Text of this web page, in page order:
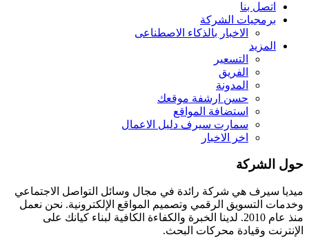
اتصل بنا
برمجيات الشركة
الاخبار بالذكاء الاصطناعى
المزيد
التسعير
الفريق
المدونة
حسن ارشفة موقعك
استضافة المواقع
سمارت سيرف دليل الاعمال
اخر الاخبار
حول الشركة
ميديا ​​سيرف هي شركة رائدة في مجال وسائل التواصل الاجتماعي
وخدمات التسويق الرقمي وتصميم المواقع الإلكترونية. نحن نعمل
منذ عام 2010. لدينا الخبرة والكفاءة الكافية لبناء كيانك على
الإنترنت وقيادة محركات البحث.